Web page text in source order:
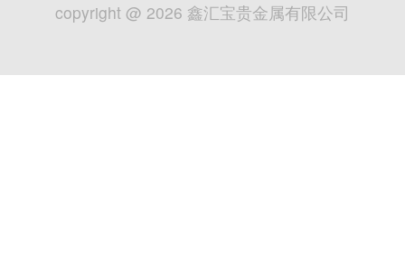
copyright @ 2026 鑫汇宝贵金属有限公司